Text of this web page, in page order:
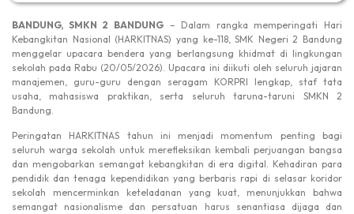
BANDUNG, SMKN 2 BANDUNG– Dalam rangka memperingati Hari
Kebangkitan Nasional (HARKITNAS) yang ke-118, SMK Negeri 2 Bandung
menggelar upacara bendera yang berlangsung khidmat di lingkungan
sekolah pada Rabu (20/05/2026). Upacara ini diikuti oleh seluruh jajaran
manajemen, guru-guru dengan seragam KORPRI lengkap, staf tata
usaha, mahasiswa praktikan, serta seluruh taruna-taruni SMKN 2
Bandung.
Peringatan HARKITNAS tahun ini menjadi momentum penting bagi
seluruh warga sekolah untuk merefleksikan kembali perjuangan bangsa
dan mengobarkan semangat kebangkitan di era digital. Kehadiran para
pendidik dan tenaga kependidikan yang berbaris rapi di selasar koridor
sekolah mencerminkan keteladanan yang kuat, menunjukkan bahwa
semangat nasionalisme dan persatuan harus senantiasa dijaga dan